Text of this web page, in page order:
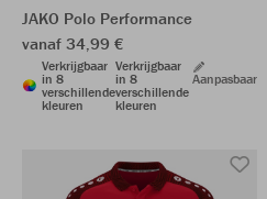
JAKO Polo Performance
vanaf 34,99 €
Verkrijgbaar
in 8
verschillende
kleuren
Verkrijgbaar
in 8
verschillende
kleuren
Aanpasbaar